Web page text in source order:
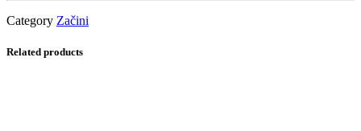
Category Začini
Related products